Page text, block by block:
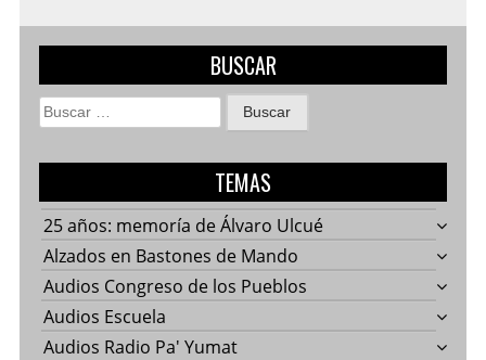
BUSCAR
Buscar:
TEMAS
25 años: memoría de Álvaro Ulcué
Alzados en Bastones de Mando
Audios Congreso de los Pueblos
Audios Escuela
Audios Radio Pa' Yumat